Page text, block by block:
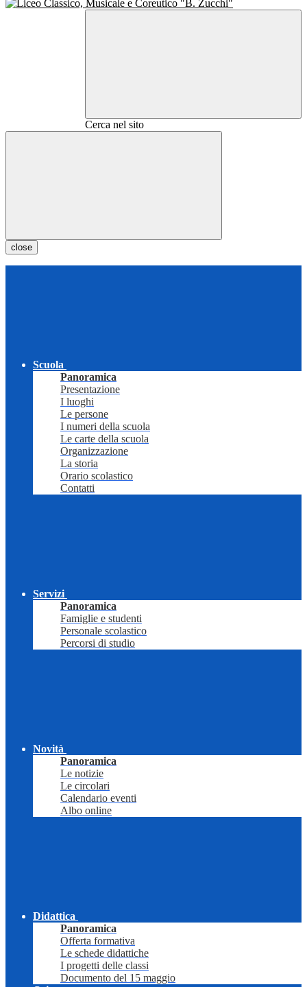
Cerca nel sito
close
Scuola
Panoramica
Presentazione
I luoghi
Le persone
I numeri della scuola
Le carte della scuola
Organizzazione
La storia
Orario scolastico
Contatti
Servizi
Panoramica
Famiglie e studenti
Personale scolastico
Percorsi di studio
Novità
Panoramica
Le notizie
Le circolari
Calendario eventi
Albo online
Didattica
Panoramica
Offerta formativa
Le schede didattiche
I progetti delle classi
Documento del 15 maggio